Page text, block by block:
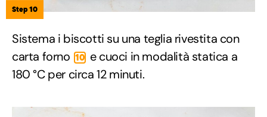
Step 10
Sistema i biscotti su una teglia rivestita con
carta forno 10 e cuoci in modalità statica a
180 °C per circa 12 minuti.